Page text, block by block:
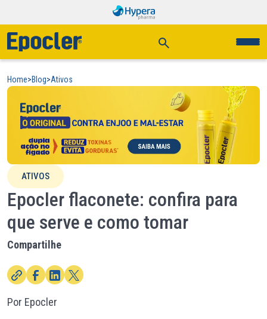
Home>Blog>Ativos
ATIVOS
Epocler flaconete: confira para
que serve e como tomar
Compartilhe
Por Epocler